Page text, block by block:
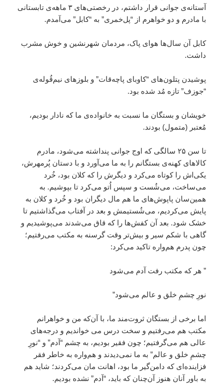
آستانه‌ی جوانی قرار داشتم، در رخصتی‌های ۳ ماهه‌ی تابستانی
با مادرم و دو خواهرم از “پل‌خمری” به “کابل” می‌آمدم.
کابل آن سال‌ها هوای پاک، مردمان شهرنشین و خوش‌ مشرب
داشت.
پوشیدن پتلون‌های “کاوبای پاچه‌قات” و بلوزهای نیم‌قُوله‌ی
“جوزف” تازه مُد شده بود.
خویشان و بستگان ما نسبت به خانواده‌ی ما که نادار بودیم،
مُعتبر (متمول) بودند.
تا سن ۲۵ سالگی که اوج جوانی پنداشته می‌شود، مادرم
کالاهای کهنه‌ی بستگانم را به ما می‌آورد و با دستان پُرمهرش،
یکی‌اش را کوتاه می‌کرد و دیگرش را که کلان بود، خُرد
می‌ساخت، می‌شُست و سپس اُتو می‌کرد تا بپوشیم. به‌
همین‌سان پاپوش‌های ما هم مال دیگران بود و خُرد و کلان به
پایش می‌کردیم، می‌شُستیمش و بعد در آفتاب می‌گذاشتیم تا
خشک شود. بعد آن کفش‌ها را که قاق می‌شدند می‌پوشیدیم و
گاهی با شکم سیر و بیش‌تر وقت گرسنه به‌ مکتب می‌رفتیم؛
چون پدرم هم‌واره تاکید می‌کرد:
” هر که مکتب رفت آدم می‌شود
نورِ چشمِ خلق و عالم می‌شود”
اما برخی از بستگان ثروت‌مند ما، با آن‌که من و خواهرانم
مکتب هم می‌رفتیم و سخت درس می خواندیم و درجه‌های
عالی هم می‌گرفتیم؛ چون فقیر بودیم، به چشم “آدم” و “نورِ
چشمِ خلق و عالم” به ما نمی‌دیدند و هم‌واره به خاطر فقر
فزاینده‌‌ای که دامن‌گیر ما بود، اهانت مان می‌کردند؛ شاید هم
به باور آنان هنوز آن‌چنان که باید، “آدم” نشده بودیم.